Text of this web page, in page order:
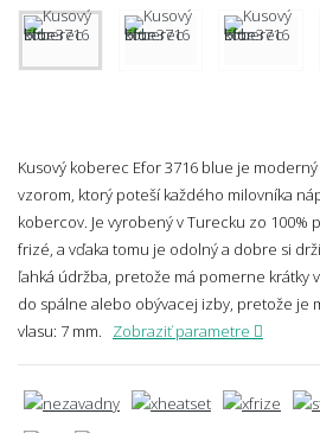
Kusový koberec Efor 3716 blue je
vzorom, ktorý poteší každého milovníka
kobercov. Je vyrobený v Turecku zo 100%
frizé, a vďaka tomu je odolný a dobre si
ľahká údržba, pretože má pomerne krátky
do spálne alebo obývacej izby, pretože je
vlasu: 7 mm.
Zobraziť parametre